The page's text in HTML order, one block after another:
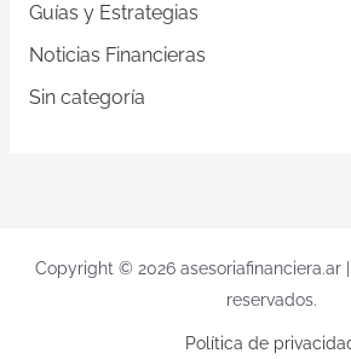
Guías y Estrategias
Noticias Financieras
Sin categoría
Copyright © 2026 asesoriafinanciera.ar
reservados.
Política de